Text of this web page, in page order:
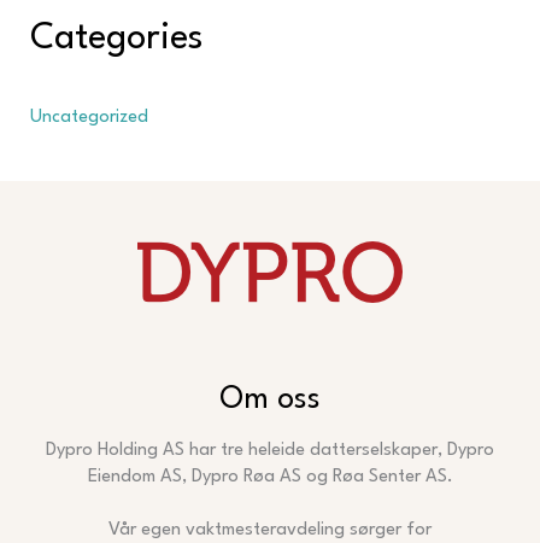
Categories
Uncategorized
Om oss
Dypro Holding AS har tre heleide datterselskaper, Dypro
Eiendom AS, Dypro Røa AS og Røa Senter AS.
Vår egen vaktmesteravdeling sørger for